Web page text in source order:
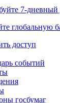
7-дневный
глобальную
доступ
событий
госбумаг